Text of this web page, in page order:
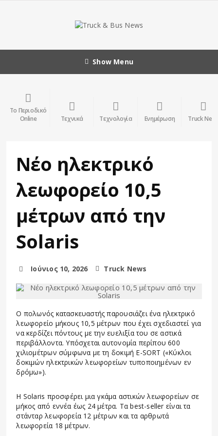
Show Menu
Το Περιοδικό
Online
Τεχνικά Τεχνολογία Ενημέρωση Truck
Νέο ηλεκτρικό
λεωφορείο 10,5
μέτρων από την
Solaris
Ιούνιος 10, 2026 Truck News
Ο πολωνός κατασκευαστής παρουσιάζει ένα ηλεκτρικό
λεωφορείο μήκους 10,5 μέτρων που έχει σχεδιαστεί για
να κερδίζει πόντους με την ευελιξία του σε αστικά
περιβάλλοντα. Υπόσχεται αυτονομία περίπου 600
χιλιομέτρων σύμφωνα με τη δοκιμή E-SORT («Κύκλοι
δοκιμών ηλεκτρικών λεωφορείων τυποποιημένων εν
δρόμω»).
Η Solaris προσφέρει μια γκάμα αστικών λεωφορείων σε
μήκος από εννέα έως 24 μέτρα. Τα best-seller είναι τα
στάνταρ λεωφορεία 12 μέτρων και τα αρθρωτά
λεωφορεία 18 μέτρων.